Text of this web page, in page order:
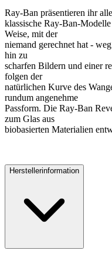
Ray-Ban präsentieren ihr
klassische Ray-Ban-
Weise, mit der
niemand gerechnet hat -
hin zu
scharfen Bildern und einer
folgen der
natürlichen Kurve des
rundum angenehme
Passform. Die Ray-Ban
zum Glas aus
biobasierten Materialien
Herstellerinformation